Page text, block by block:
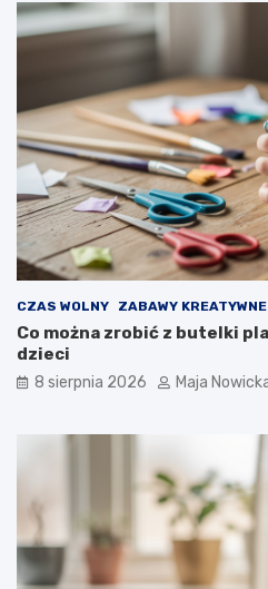
CZAS WOLNY ZABAWY KREATYWNE
Co można zrobić z butelki
dzieci
8 sierpnia 2026 Maja